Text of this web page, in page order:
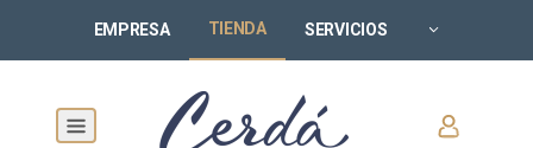
EMPRESA TIENDA SERVICIOS